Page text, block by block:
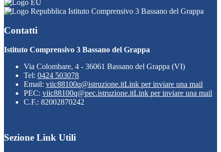
Istituto Comprensivo 3 Bassano del Grappa
Contatti
Istituto Comprensivo 3 Bassano del Grappa
Via Colombare, 4 - 36061 Bassano del Grappa (VI)
Tel: 0424 503078
Email: viic88100q@istruzione.itLink per inviare una mail
PEC: viic88100q@pec.istruzione.itLink per inviare una mail
C.F.: 82002870242
Sezione Link Utili